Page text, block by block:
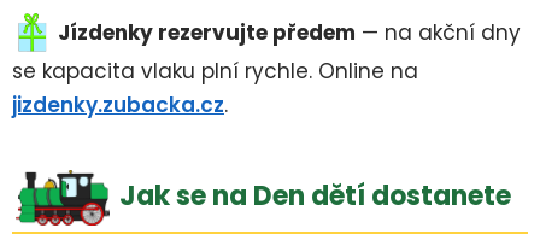
Jízdenky rezervujte předem — na akční dny
se kapacita vlaku plní rychle. Online na
jizdenky.zubacka.cz.
Jak se na Den dětí dostanete